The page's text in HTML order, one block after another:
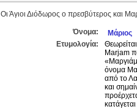
Οι Άγιοι Διόδωρος ο πρεσβύτερος και
Όνομα:
Μάριος
Ετυμολογία:
Marjam
όνομα
από το
και